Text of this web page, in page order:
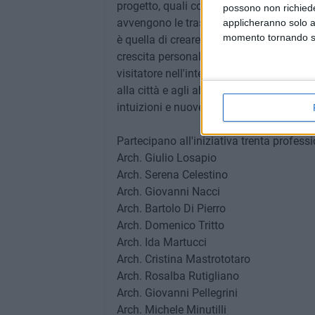
possono non
applicheranno solo
momento tornando
progetto, quali competenze vengono
avvengono le trasformazioni di spazi
è quella di creare un clima di cultura e
crescita personale e professionale,
visitatore nell'interiorizzare il
alla città e agli abitanti, dove solo i
intuizioni e nuove collaborazioni».
Partecipano all'iniziativa trenta
Arch. Giulio Losapio
Arch. Serena Celestino
Arch. Giovanni Nacci
Arch. Bartolo Di Pierro
Arch. Domenico Tritto
Arch. Ida Martucci
Arch. Cristina Mastrototaro
Arch. Rosalba Rutigliano
Arch. Giovanni Pellegrini
Arch. Michele Minutilli